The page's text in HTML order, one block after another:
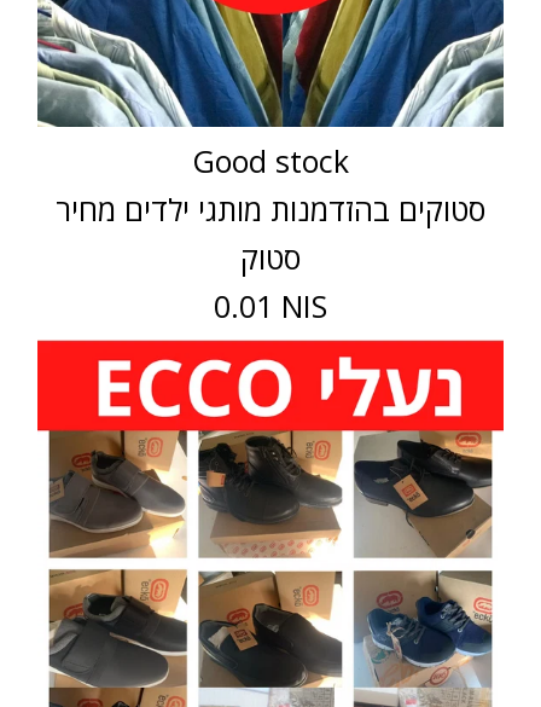
Good stock
סטוקים בהזדמנות מותגי ילדים מחיר
סטוק
0.01 NIS